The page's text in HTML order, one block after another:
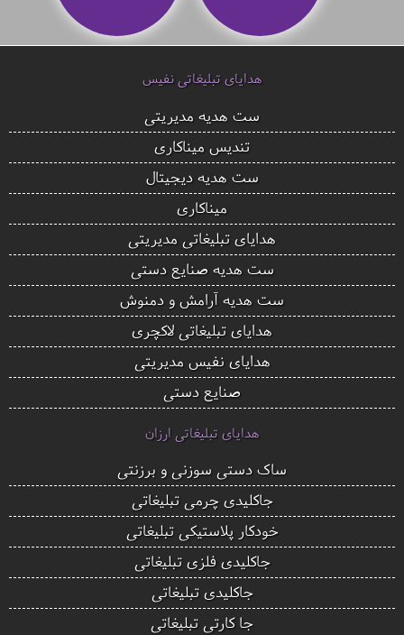
هدایای تبلیغاتی نفیس
ست هدیه مدیریتی
تندیس میناکاری
ست هدیه دیجیتال
میناکاری
هدایای تبلیغاتی مدیریتی
ست هدیه صنایع دستی
ست هدیه آرامش و دمنوش
هدایای تبلیغاتی لاکچری
هدایای نفیس مدیریتی
صنایع دستی
هدایای تبلیغاتی ارزان
ساک دستی سوزنی و برزنتی
جاکلیدی چرمی تبلیغاتی
خودکار پلاستیکی تبلیغاتی
جاکلیدی فلزی تبلیغاتی
جاکلیدی تبلیغاتی
جا کارتی تبلیغاتی